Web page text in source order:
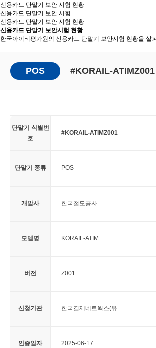
신용카드 단말기 보안 시험 현황
신용카드 단말기 보안 시험
신용카드 단말기 보안 시험 현황
신용카드 단말기 보안시험 현황
한국아이티평가원의 신용카드 단말기 보안시험 현황을 살
POS #KORAIL-ATIMZ001
단말기 식별번
호
#KORAIL-ATIMZ001
단말기 종류 POS
개발사 한국철도공사
모델명 KORAIL-ATIM
버전 Z001
신청기관 한국결제네트웍스(유
인증일자 2025-06-17